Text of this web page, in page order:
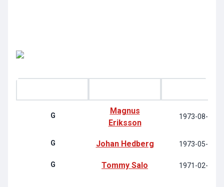
G
Magnus
Eriksson
1973-08-12
G Johan Hedberg 1973-05-05
G Tommy Salo 1971-02-01